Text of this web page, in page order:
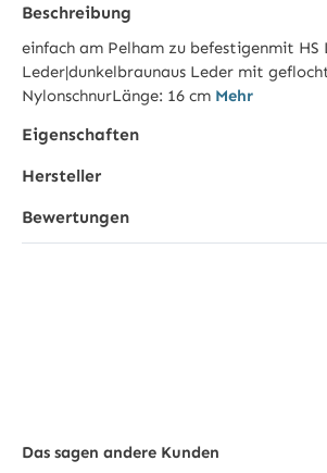
Beschreibung
einfach am Pelham zu befestigenmit HS
Leder|dunkelbraunaus Leder mit
NylonschnurLänge: 16 cm Mehr
Eigenschaften
Hersteller
Bewertungen
Das sagen andere Kunden